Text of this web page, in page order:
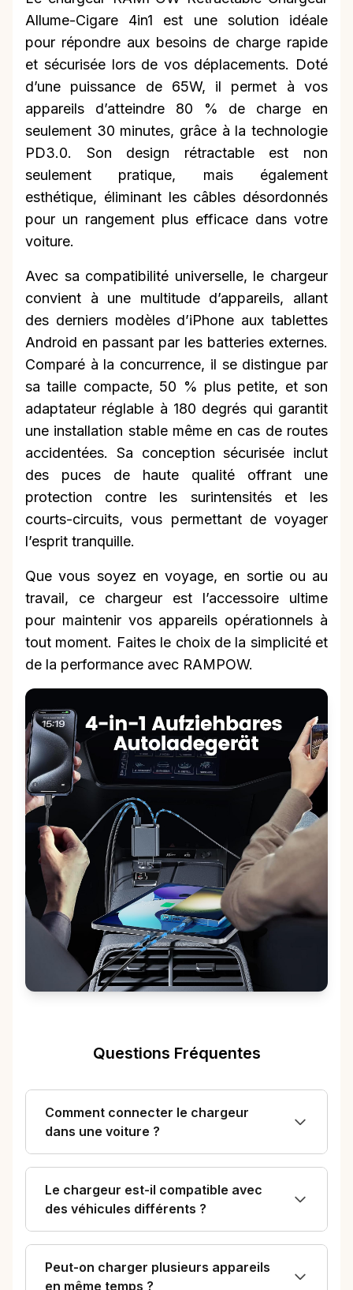
Allume-Cigare 4in1 est une solution idéale
pour répondre aux besoins de charge rapide
et sécurisée lors de vos déplacements. Doté
d’une puissance de 65W, il permet à vos
appareils d’atteindre 80 % de charge en
seulement 30 minutes, grâce à la technologie
PD3.0. Son design rétractable est non
seulement pratique, mais également
esthétique, éliminant les câbles désordonnés
pour un rangement plus efficace dans votre
voiture.
Avec sa compatibilité universelle, le chargeur
convient à une multitude d’appareils, allant
des derniers modèles d’iPhone aux tablettes
Android en passant par les batteries externes.
Comparé à la concurrence, il se distingue par
sa taille compacte, 50 % plus petite, et son
adaptateur réglable à 180 degrés qui garantit
une installation stable même en cas de routes
accidentées. Sa conception sécurisée inclut
des puces de haute qualité offrant une
protection contre les surintensités et les
courts-circuits, vous permettant de voyager
l’esprit tranquille.
Que vous soyez en voyage, en sortie ou au
travail, ce chargeur est l’accessoire ultime
pour maintenir vos appareils opérationnels à
tout moment. Faites le choix de la simplicité et
de la performance avec RAMPOW.
Questions Fréquentes
Comment connecter le chargeur
dans une voiture ?
Le chargeur est-il compatible avec
des véhicules différents ?
Peut-on charger plusieurs appareils
en même temps ?